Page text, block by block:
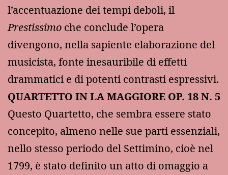
l’accentuazione dei tempi deboli, il
Prestissimo che conclude l’opera
divengono, nella sapiente elaborazione del
musicista, fonte inesauribile di effetti
drammatici e di potenti contrasti espressivi.
QUARTETTO IN LA MAGGIORE OP. 18 Ν. 5
Questo Quartetto, che sembra essere stato
concepito, almeno nelle sue parti essenziali,
nello stesso periodo del Settimino, cioè nel
1799, è stato definito un atto di omaggio a